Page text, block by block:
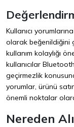
Kullanıcı
olarak beğenildiğini
kullanım kolaylığı
kullanıcılar
geçirmezlik
yorumlar, ürünü
önemli noktalar
Nereden